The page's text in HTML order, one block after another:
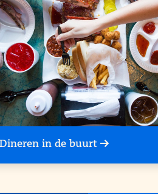
Dineren in de buurt